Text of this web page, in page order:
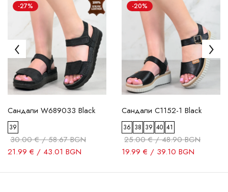
-27%
Сандали W689033 Black
39
30.00 € / 58.67 BGN
21.99 € / 43.01 BGN
-20%
Сандали C1152-1 Black
36 38 39 40 41
25.00 € / 48.90 BGN
19.99 € / 39.10 BGN